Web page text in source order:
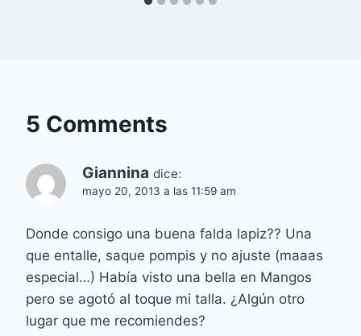
5 Comments
Giannina dice:
mayo 20, 2013 a las 11:59 am
Donde consigo una buena falda lapiz?? Una
que entalle, saque pompis y no ajuste (maaas
especial…) Había visto una bella en Mangos
pero se agotó al toque mi talla. ¿Algún otro
lugar que me recomiendes?